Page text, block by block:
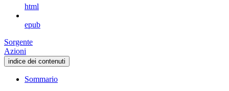
html
epub
Sorgente
Azioni
indice dei contenuti
Sommario